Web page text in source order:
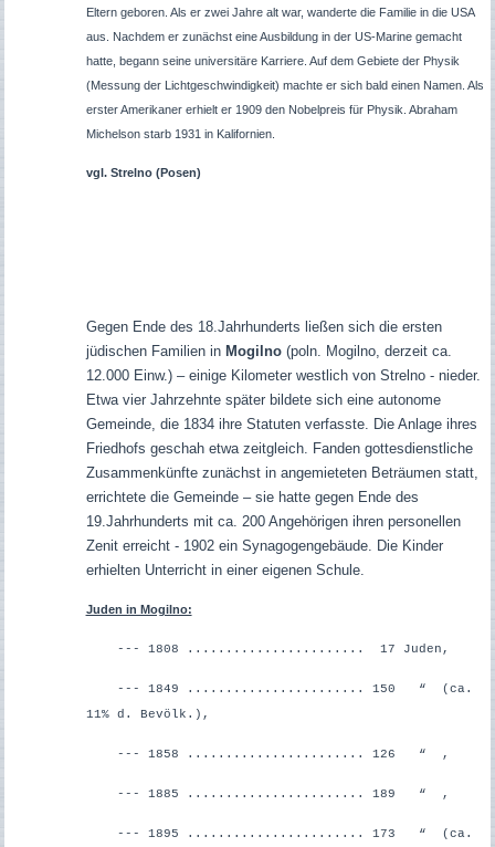
Eltern geboren. Als er zwei Jahre alt war, wanderte die Familie in die USA
aus. Nachdem er zunächst eine Ausbildung in der US-Marine gemacht
hatte, begann seine universitäre Karriere. Auf dem Gebiete der Physik
(Messung der Lichtgeschwindigkeit) machte er sich bald einen Namen. Als
erster Amerikaner erhielt er 1909 den Nobelpreis für Physik. Abraham
Michelson starb 1931 in Kalifornien.
vgl. Strelno (Posen)
Gegen Ende des 18.Jahrhunderts ließen sich die ersten
jüdischen Familien in Mogilno (poln. Mogilno, derzeit ca.
12.000 Einw.) – einige Kilometer westlich von Strelno - nieder.
Etwa vier Jahrzehnte später bildete sich eine autonome
Gemeinde, die 1834 ihre Statuten verfasste. Die Anlage ihres
Friedhofs geschah etwa zeitgleich. Fanden gottesdienstliche
Zusammenkünfte zunächst in angemieteten Beträumen statt,
errichtete die Gemeinde – sie hatte gegen Ende des
19.Jahrhunderts mit ca. 200 Angehörigen ihren personellen
Zenit erreicht - 1902 ein Synagogengebäude. Die Kinder
erhielten Unterricht in einer eigenen Schule.
Juden in Mogilno:
--- 1808 ....................... 17 Juden,
--- 1849 ....................... 150 “ (ca.
11% d. Bevölk.),
--- 1858 ....................... 126 “ ,
--- 1885 ....................... 189 “ ,
--- 1895 ....................... 173 “ (ca.